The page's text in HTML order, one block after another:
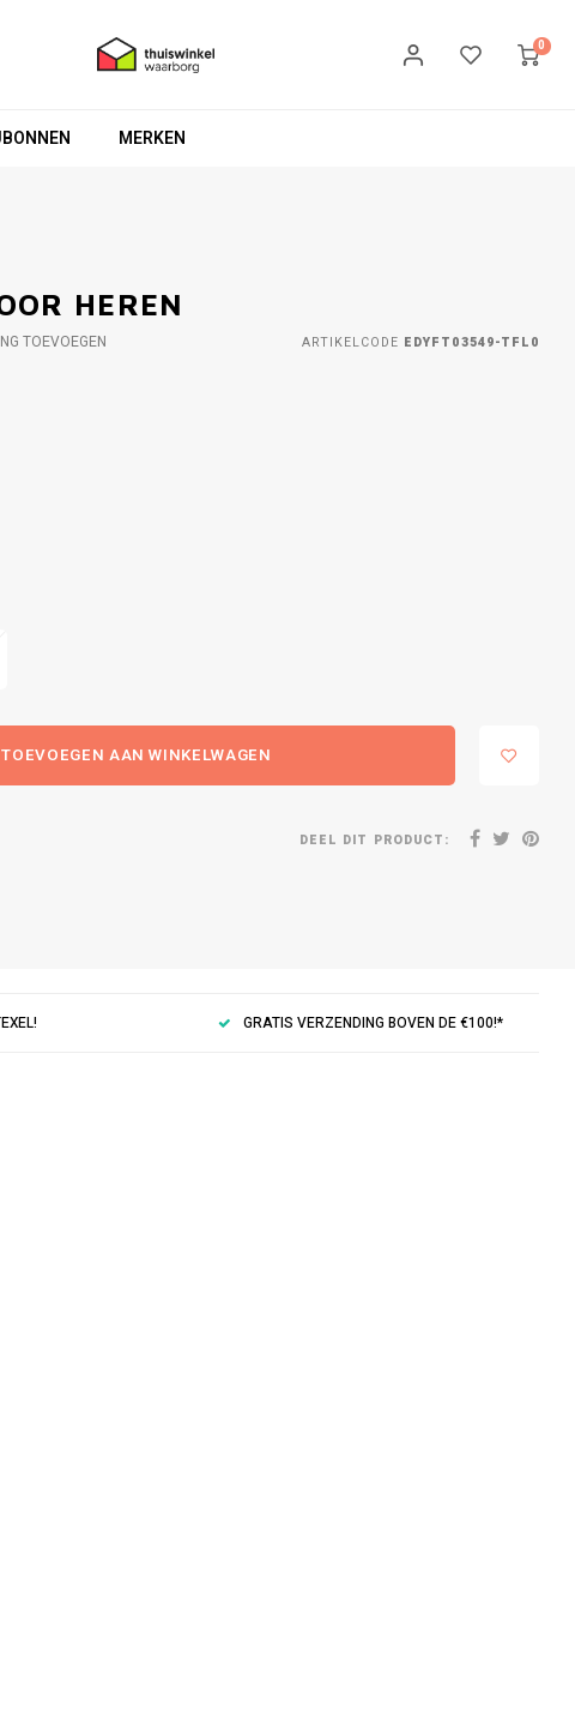
0
MERKEN
HEREN
TOEVOEGEN ARTIKELCODE EDYFT03549-TFL0
TOEVOEGEN AAN WINKELWAGEN
DEEL DIT PRODUCT:
GRATIS VERZENDING BOVEN DE €100!*